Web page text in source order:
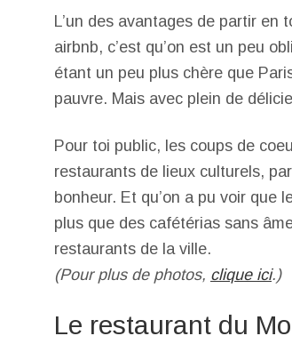
L’un des avantages de partir en
airbnb, c’est qu’on est un peu
étant un peu plus chère que
pauvre. Mais avec plein de
Pour toi public, les coups de
restaurants de lieux culturels,
bonheur. Et qu’on a pu voir que
plus que des cafétérias sans
restaurants de la ville.
(Pour plus de photos, clique ici.)
Le restaurant du